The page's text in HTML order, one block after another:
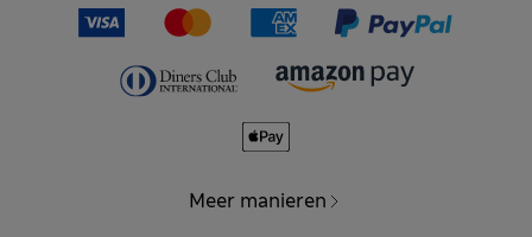
Meer manieren